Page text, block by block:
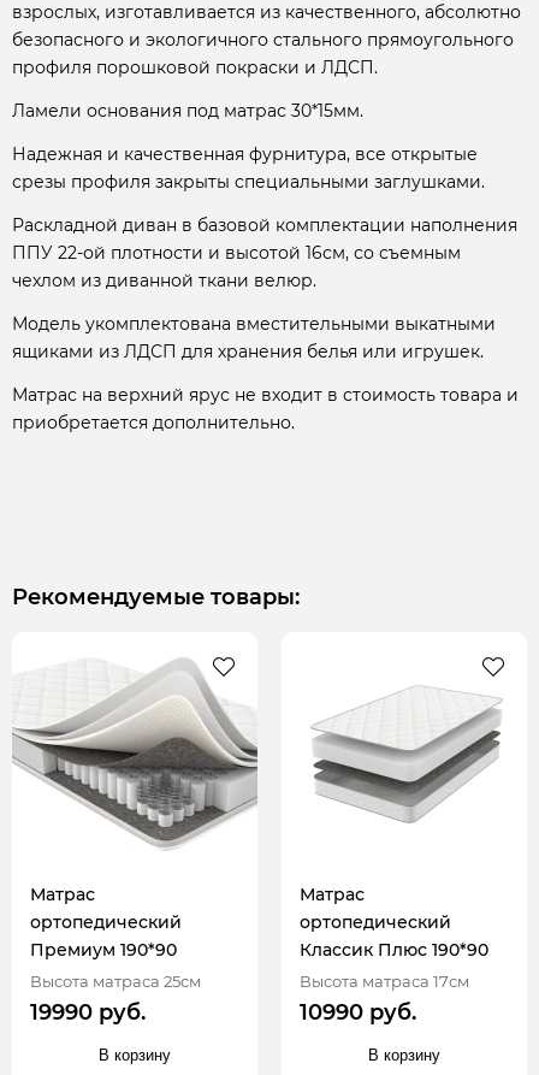
взрослых, изготавливается из качественного, абсолютно
безопасного и экологичного стального прямоугольного
профиля порошковой покраски и ЛДСП.
Ламели основания под матрас 30*15мм.
Надежная и качественная фурнитура, все открытые
срезы профиля закрыты специальными заглушками.
Раскладной диван в базовой комплектации наполнения
ППУ 22-ой плотности и высотой 16см, со съемным
чехлом из диванной ткани велюр.
Модель укомплектована вместительными выкатными
ящиками из ЛДСП для хранения белья или игрушек.
Матрас на верхний ярус не входит в стоимость товара и
приобретается дополнительно.
Рекомендуемые товары:
Матрас
ортопедический
Премиум 190*90
Высота матраса 25см
19990 руб.
В корзину
Матрас
ортопедический
Классик Плюс 190*90
Высота матраса 17см
10990 руб.
В корзину